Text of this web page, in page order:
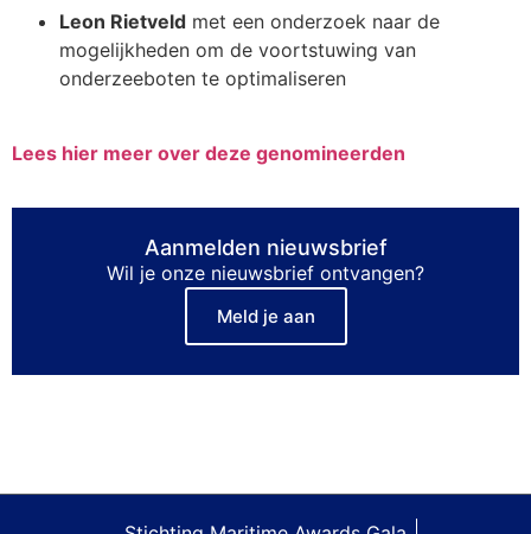
Leon Rietveld met een onderzoek naar de
mogelijkheden om de voortstuwing van
onderzeeboten te optimaliseren
Lees hier meer over deze genomineerden
Aanmelden nieuwsbrief
Wil je onze nieuwsbrief ontvangen?
Meld je aan